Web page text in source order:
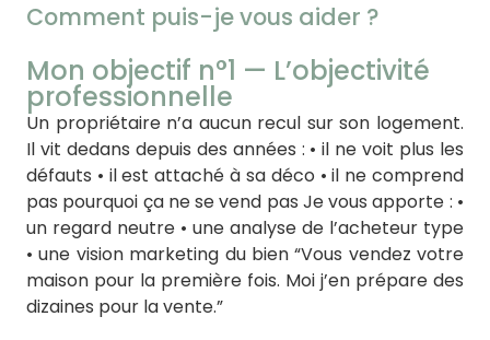
Comment puis-je vous aider ?
Mon objectif n°1 — L’objectivité
professionnelle
Un propriétaire n’a aucun recul sur son logement.
Il vit dedans depuis des années : • il ne voit plus les
défauts • il est attaché à sa déco • il ne comprend
pas pourquoi ça ne se vend pas Je vous apporte : •
un regard neutre • une analyse de l’acheteur type
• une vision marketing du bien “Vous vendez votre
maison pour la première fois. Moi j’en prépare des
dizaines pour la vente.”